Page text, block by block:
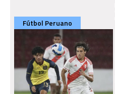
Fútbol Peruano